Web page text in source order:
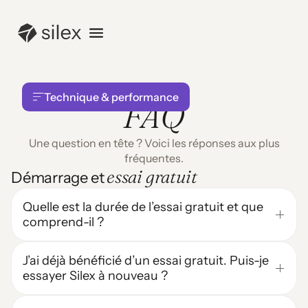
FAQ
Une question en tête ? Voici les réponses aux plus
fréquentes.
Technique & performance
CATEGORIES
Documents & fichiers
Qualité des réponses
Compte & accès
Facturation
Confidentialité & sécurité
Démarrage etessai gratuit
Quelle est la durée de l’essai gratuit et que
comprend-il ?
toutes les fonctionnalités de Silex, sans carte bancaire
requise. Vous pouvez lancer desrecherches juridiques,
téléverser des documents, utiliser la recherche de sources et
J’ai déjà bénéficié d’un essai gratuit. Puis-je
essayer Silex à nouveau ?